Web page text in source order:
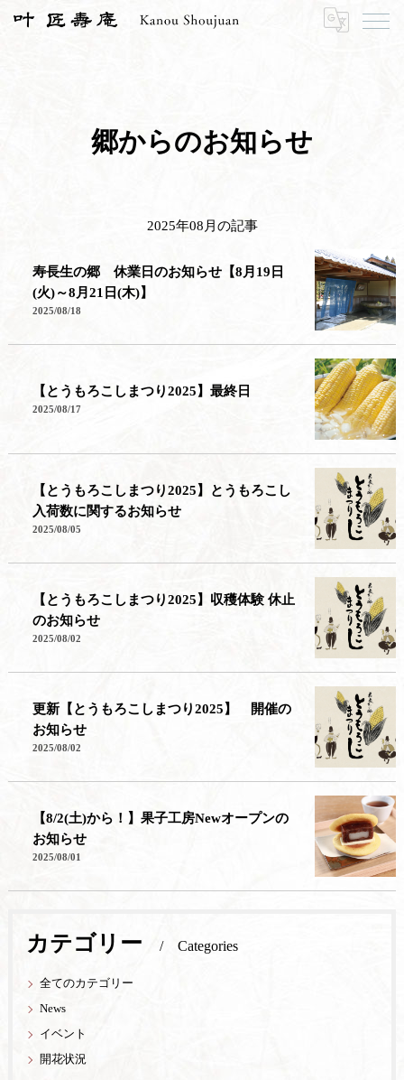
HOME 2025年08月の記事
郷からのお知らせ
2025年08月の記事
寿長生の郷 休業日のお知らせ【8月19日
(火)～8月21日(木)】
2025/08/18
【とうもろこしまつり2025】最終日
2025/08/17
【とうもろこしまつり2025】とうもろこし
入荷数に関するお知らせ
2025/08/05
【とうもろこしまつり2025】収穫体験 休止
のお知らせ
2025/08/02
更新【とうもろこしまつり2025】 開催の
お知らせ
2025/08/02
【8/2(土)から！】果子工房Newオープンの
お知らせ
2025/08/01
カテゴリー Categories
全てのカテゴリー
News
イベント
開花状況